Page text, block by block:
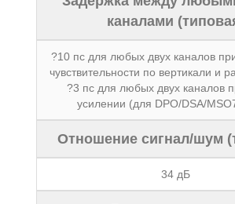
каналами
?10 пс для любых двух каналов
чувствительности по вертикали и
?3 пс для любых двух каналов
усилении (для DPO/DSA/
Отношение сигнал/шум
34 дБ